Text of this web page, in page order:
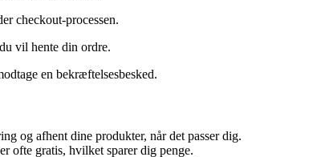
checkout-processen.
vil hente din ordre.
en bekræftelsesbesked.
og afhent dine produkter, når det passer dig.
ofte gratis, hvilket sparer dig penge.